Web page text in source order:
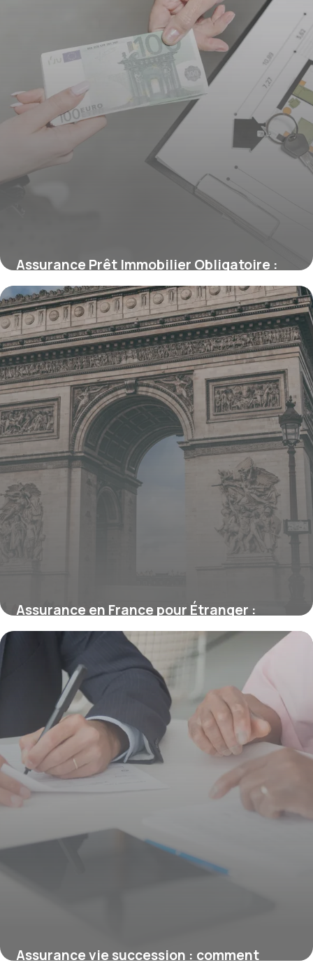
Assurance Prêt Immobilier Obligatoire :
Ce Qu’il Faut Savoir
15 juin 2026
Assurance en France pour Étranger :
Obligations et Démarches
Assurance vie succession : comment